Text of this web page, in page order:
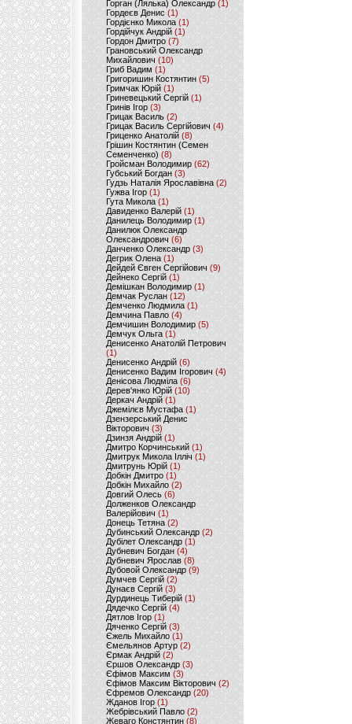
Горган (Лялька) Олександр(1)
Гордеєв Денис (1)
Гордієнко Микола (1)
Гордійчук Андрій (1)
Гордон Дмитро (7)
Грановський Олександр
Михайлович (10)
Гриб Вадим (1)
Григоришин Костянтин (5)
Гримчак Юрій(1)
Гриневецький Сергій(1)
Гринів Ігор (3)
Грицак Василь (2)
Грицак Василь Сергійович (4)
Гриценко Анатолій (8)
Грішин Костянтин (Семен
Семенченко)(8)
Гройсман Володимир(62)
Губський Богдан (3)
Гудзь Наталія Ярославівна(2)
Гужва Ігор (1)
Гута Микола (1)
Давиденко Валерій (1)
Данилець Володимир(1)
Данилюк Олександр
Олександрович (6)
Данченко Олександр (3)
Дегрик Олена(1)
Дейдей Євген Сергійович(9)
Дейнеко Сергій (1)
Демішкан Володимир(1)
Демчак Руслан (12)
Демченко Людмила (1)
Демчина Павло (4)
Демчишин Володимир (5)
Демчук Ольга(1)
Денисенко Анатолій Петрович
(1)
Денисенко Андрій (6)
Денисенко Вадим Ігорович (4)
Денісова Людміла(6)
Дерев'янко Юрій(10)
Деркач Андрій(1)
Джемілєв Мустафа (1)
Дзензерський Денис
Вікторович (3)
Дзинзя Андрій (1)
Дмитро Корчинський (1)
Дмитрук Микола Ілліч (1)
Дмитрунь Юрій (1)
Добкін Дмитро(1)
Добкін Михайло (2)
Довгий Олесь (6)
Долженков Олександр
Валерійович (1)
Донець Тетяна (2)
Дубинський Олександр(2)
Дубілет Олександр (1)
Дубневич Богдан (4)
Дубневич Ярослав (8)
Дубовой Олександр(9)
Думчев Сергій (2)
Дунаєв Сергій(3)
Дурдинець Тиберій (1)
Дядечко Сергій (4)
Дятлов Ігор (1)
Дяченко Сергій (3)
Єжель Михайло (1)
Ємельянов Артур (2)
Єрмак Андрій (2)
Єршов Олександр (3)
Єфімов Максим (3)
Єфімов Максим Вікторович (2)
Єфремов Олександр (20)
Жданов Ігор (1)
Жебрівський Павло (2)
Жеваго Констянтин (8)